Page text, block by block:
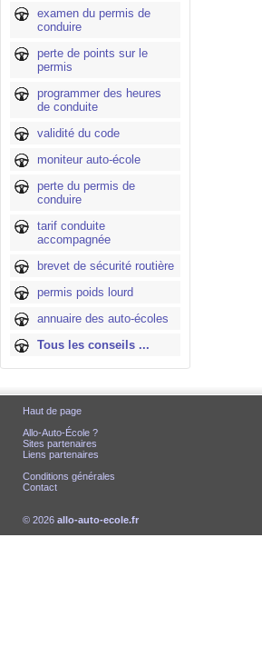
examen du permis de
conduire
perte de points sur le
permis
programmer des heures
de conduite
validité du code
moniteur auto-école
perte du permis de
conduire
tarif conduite
accompagnée
brevet de sécurité routière
permis poids lourd
annuaire des auto-écoles
Tous les conseils ...
Haut de page
Allo-Auto-École ?
Sites partenaires
Liens partenaires
Conditions générales
Contact
© 2026 allo-auto-ecole.fr